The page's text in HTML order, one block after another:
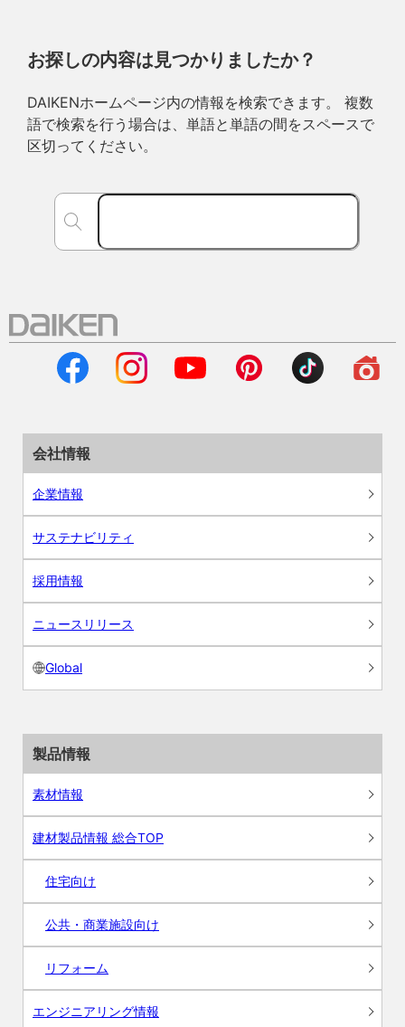
お探しの内容は見つかりましたか？
DAIKENホームページ内の情報を検索できます。 複数
語で検索を行う場合は、単語と単語の間をスペースで
区切ってください。
会社情報
企業情報
サステナビリティ
採用情報
ニュースリリース
Global
製品情報
素材情報
建材製品情報 総合TOP
住宅向け
公共・商業施設向け
リフォーム
エンジニアリング情報